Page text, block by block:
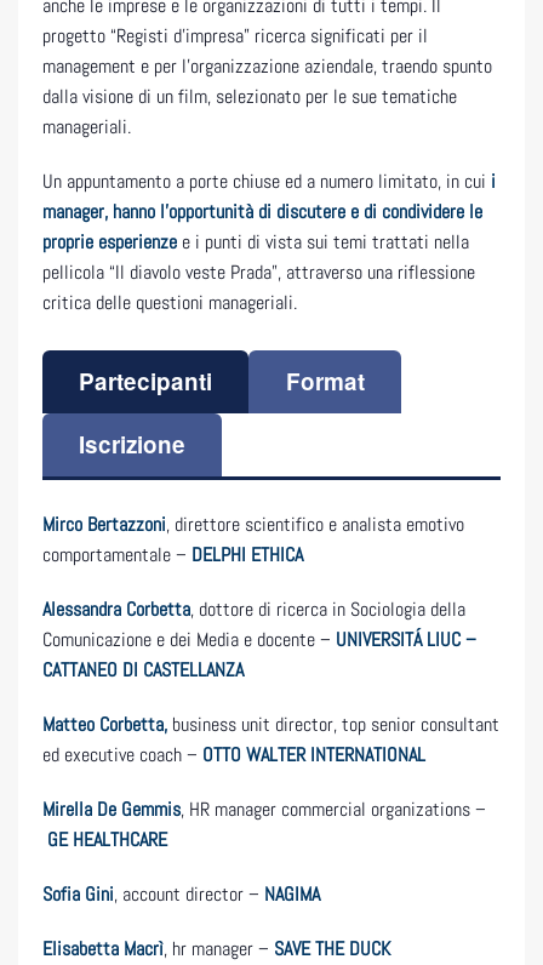
anche le imprese e le organizzazioni di tutti i tempi. Il
progetto “Registi d’impresa” ricerca significati per il
management e per l’organizzazione aziendale, traendo spunto
dalla visione di un film, selezionato per le sue tematiche
manageriali.
Un appuntamento a porte chiuse ed a numero limitato, in cui i
manager, hanno l’opportunità di discutere e di condividere le
proprie esperienze e i punti di vista sui temi trattati nella
pellicola “Il diavolo veste Prada”, attraverso una riflessione
critica delle questioni manageriali.
Partecipanti
Format
Iscrizione
Mirco Bertazzoni, direttore scientifico e analista emotivo
comportamentale – DELPHI ETHICA
Alessandra Corbetta, dottore di ricerca in Sociologia della
Comunicazione e dei Media e docente – UNIVERSITÁ LIUC –
CATTANEO DI CASTELLANZA
Matteo Corbetta, business unit director, top senior consultant
ed executive coach – OTTO WALTER INTERNATIONAL
Mirella De Gemmis, HR manager commercial organizations –
GE HEALTHCARE
Sofia Gini, account director – NAGIMA
Elisabetta Macrì, hr manager – SAVE THE DUCK